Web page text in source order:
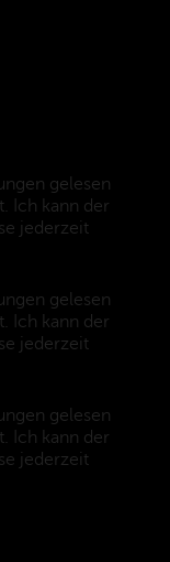
gelesen
Ich kann der
jederzeit
gelesen
Ich kann der
jederzeit
gelesen
Ich kann der
jederzeit